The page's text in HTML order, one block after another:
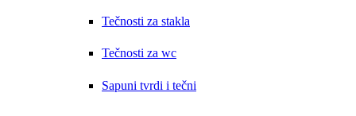
Tečnosti za stakla
Tečnosti za wc
Sapuni tvrdi i tečni